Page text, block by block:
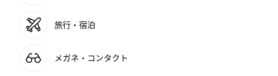
旅行・宿泊
メガネ・コンタクト